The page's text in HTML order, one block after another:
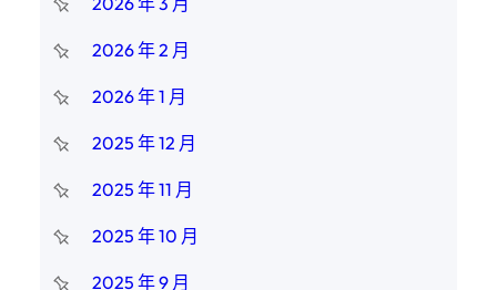
2026 年 2 月
2026 年 1 月
2025 年 12 月
2025 年 11 月
2025 年 10 月
2025 年 9 月